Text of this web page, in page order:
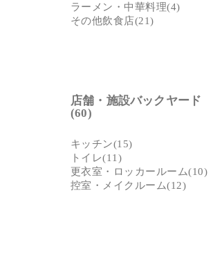
ラーメン・中華料理(4)
その他飲食店(21)
店舗・施設バックヤード
(60)
キッチン(15)
トイレ(11)
更衣室・ロッカールーム(10)
控室・メイクルーム(12)